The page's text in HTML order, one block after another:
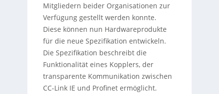
Mitgliedern beider Organisationen zur
Verfügung gestellt werden konnte.
Diese können nun Hardwareprodukte
für die neue Spezifikation entwickeln.
Die Spezifikation beschreibt die
Funktionalität eines Kopplers, der
transparente Kommunikation zwischen
CC-Link IE und Profinet ermöglicht.